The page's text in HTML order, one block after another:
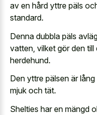
av en hård yttre päls
standard.
Denna dubbla päls
vatten, vilket gör den
herdehund.
Den yttre pälsen är
mjuk och tät.
Shelties har en mängd